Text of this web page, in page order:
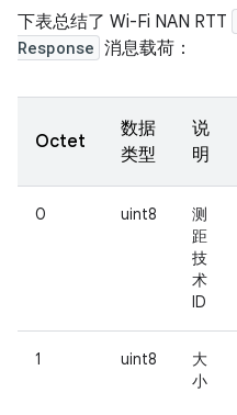
下表总结了 Wi-Fi NAN RTT
Response 消息载荷：
Octet
数据
类型
说
明
0 uint8
测
距
技
术
ID
1 uint8
大
小